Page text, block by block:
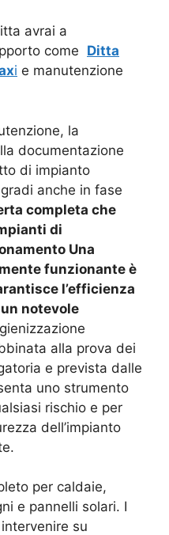
avrai a
come Ditta
i e manutenzione
la
documentazione
di impianto
anche in fase
completa che
di
Una
funzionante è
l’efficienza
notevole
alla prova dei
e prevista dalle
uno strumento
rischio e per
dell’impianto
per caldaie,
e pannelli solari. I
su